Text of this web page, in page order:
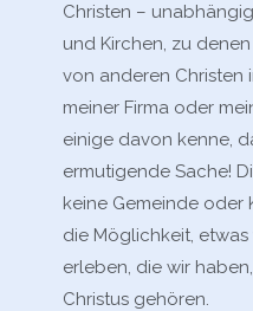
Christen –
und Kirchen, zu
von anderen Christen
meiner Firma oder
einige davon kenne,
ermutigende Sache!
keine Gemeinde oder
die Möglichkeit,
erleben, die wir
Christus gehören.